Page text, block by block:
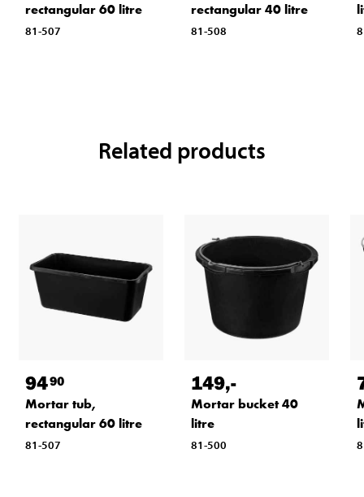
rectangular 60 litre
81-507
rectangular 40 litre
81-508
Related products
9490
Mortar tub,
rectangular 60 litre
81-507
149,-
Mortar bucket 40
litre
81-500